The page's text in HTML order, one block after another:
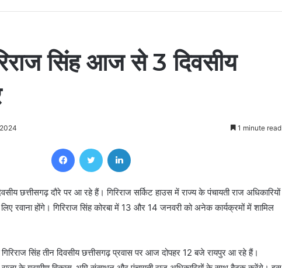
सिंह आज से 3 दिवसीय
1 minute read
FacebookTwitter
छत्तीसगढ़ दौरे पर आ रहे हैं। गिरिराज सर्किट हाउस में राज्‍य के पंचायती राज अधिकारियों
रवाना होंगे। गिरिराज सिंह कोरबा में 13 और 14 जनवरी को अनेक कार्यक्रमों में शामिल
गिरिराज सिंह तीन दिवसीय छत्तीसगढ़ प्रवास पर आज दोपहर 12 बजे रायपुर आ रहे हैं।